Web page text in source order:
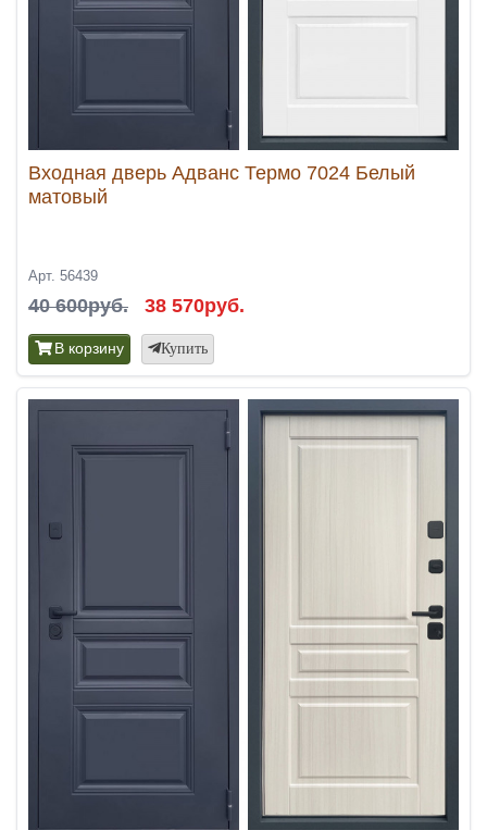
Входная дверь Адванс Термо 7024 Белый
матовый
Арт. 56439
40 600руб. 38 570руб.
В корзину Купить